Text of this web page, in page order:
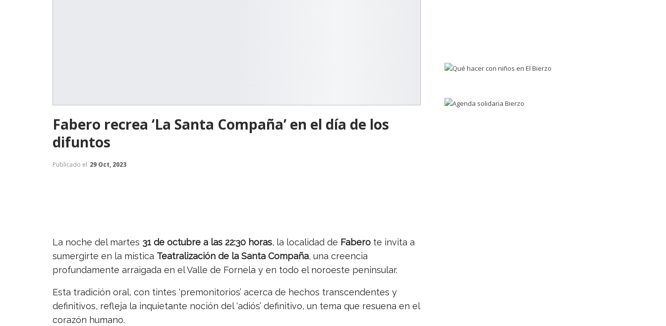
Fabero recrea ‘La Santa Compaña’ en el día de los
difuntos
Publicado el 29 Oct, 2023
La noche del martes 31 de octubre a las 22:30 horas, la localidad de Fabero te invita a
sumergirte en la mística Teatralización de la Santa Compaña, una creencia
profundamente arraigada en el Valle de Fornela y en todo el noroeste peninsular.
Esta tradición oral, con tintes ‘premonitorios’ acerca de hechos transcendentes y
definitivos, refleja la inquietante noción del ‘adiós’ definitivo, un tema que resuena en el
corazón humano.